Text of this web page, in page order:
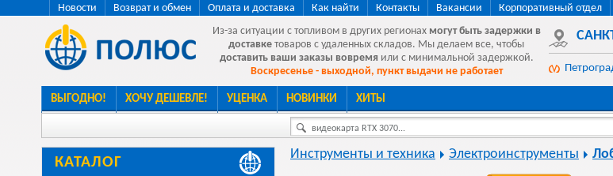
Новости Возврат и обмен Оплата и доставка Как найти Контакты Вакансии Корпоративный отдел
Из-за ситуации с топливом в других регионах могут быть задержки в
доставке товаров с удаленных складов. Мы делаем все, чтобы
доставить ваши заказы вовремя или с минимальной задержкой.
Воскресенье - выходной, пункт выдачи не работает
ВЫГОДНО! ХОЧУ ДЕШЕВЛЕ! УЦЕНКА НОВИНКИ ХИТЫ
видеокарта RTX 3070...
КАТАЛОГ Инструменты и техника Электроинструменты